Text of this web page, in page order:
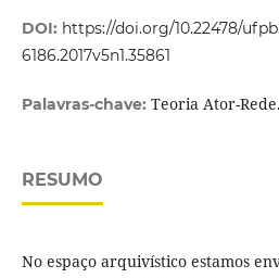
DOI: https://doi.org/10.22478/
6186.2017v5n1.35861
Palavras-chave: Teoria Ator-
RESUMO
No espaço arquivístico estamos